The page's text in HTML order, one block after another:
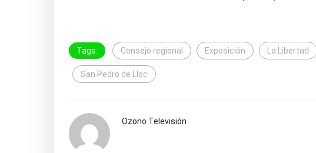
Tags: Consejo regional Exposición La Libertad
San Pedro de Lloc
Ozono Televisión